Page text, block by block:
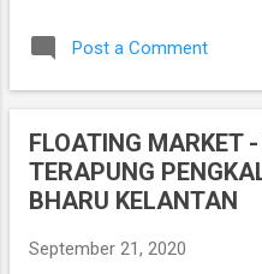
yang kecam
Waze akan
depan kedai.
KAMBING
https://
kedai ni ialah
Pedas Ikan
Post a Comment
FLOATING MARKET
TERAPUNG
BHARU KELANTAN
September 21, 2020